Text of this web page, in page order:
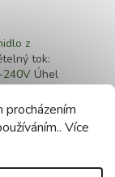
Více
z
tok:
240V Úhel
15000x
Barva světla:
0,9 RA>70
Lze